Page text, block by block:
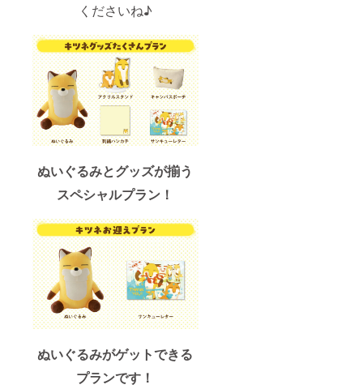
くださいね♪
ぬいぐるみとグッズが揃う
スペシャルプラン！
ぬいぐるみがゲットできる
プランです！